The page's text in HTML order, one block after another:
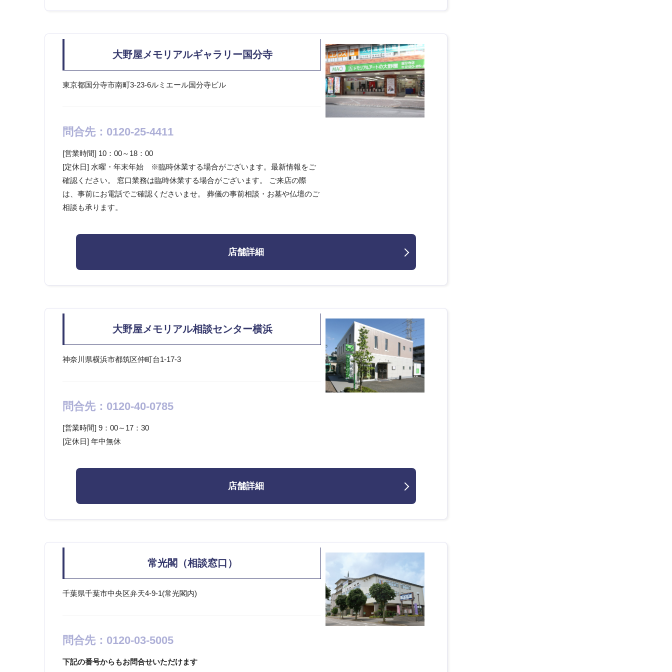
大野屋メモリアルギャラリー国分寺
東京都国分寺市南町3-23-6ルミエール国分寺ビル
問合先：0120-25-4411
[営業時間] 10：00～18：00
[定休日] 水曜・年末年始 ※臨時休業する場合がございます。最新情報をご
確認ください。 窓口業務は臨時休業する場合がございます。 ご来店の際
は、事前にお電話でご確認くださいませ。 葬儀の事前相談・お墓や仏壇のご
相談も承ります。
店舗詳細
大野屋メモリアル相談センター横浜
神奈川県横浜市都筑区仲町台1-17-3
問合先：0120-40-0785
[営業時間] 9：00～17：30
[定休日] 年中無休
店舗詳細
常光閣（相談窓口）
千葉県千葉市中央区弁天4-9-1(常光閣内)
問合先：0120-03-5005
下記の番号からもお問合せいただけます